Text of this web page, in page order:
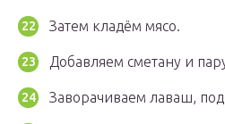
Затем кладём мясо.
Добавляем сметану и
Заворачиваем лаваш,